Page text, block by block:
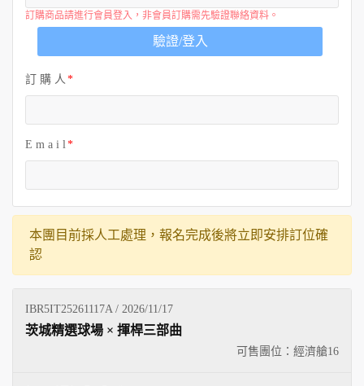
量身訂製
生活好物
關於富盟
訂購商品請進行會員登入，非會員訂購需先驗證聯絡資料。
驗證/登入
訂 購 人
E m a i l
本團目前採人工處理，報名完成後將立即安排訂位確
認
IBR5IT25261117A / 2026/11/17
可售團位：經濟艙16
茨城精選球場 × 揮桿三部曲